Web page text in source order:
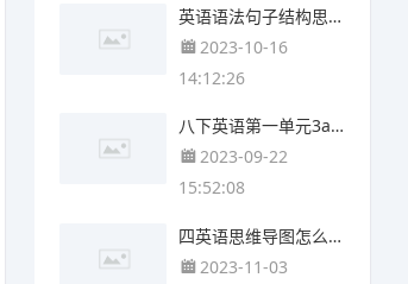
英语语法句子结构思维导图(4个可打印)
2023-10-16
14:12:26
八下英语第一单元3a思维导图(3个附打印高清版)
2023-09-22
15:52:08
四英语思维导图怎么画(3张附下载)
2023-11-03